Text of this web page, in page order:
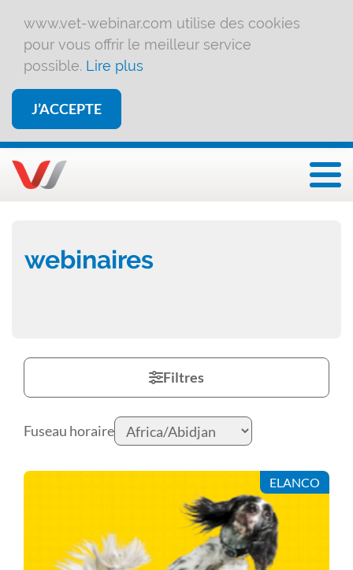
www.vet-webinar.com utilise des cookies
pour vous offrir le meilleur service
possible. Lire plus
J’ACCEPTE
webinaires
Filtres
Fuseau horaire
ELANCO